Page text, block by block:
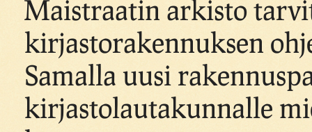
Maistraatin arkisto
kirjastorakennuksen
Samalla uusi
kirjastolautakunnalle